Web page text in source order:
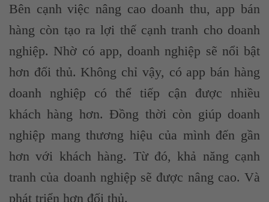
Bên cạnh việc nâng cao doanh thu, app bán
hàng còn tạo ra lợi thế cạnh tranh cho doanh
nghiệp. Nhờ có app, doanh nghiệp sẽ nổi bật
hơn đối thủ. Không chỉ vậy, có app bán hàng
doanh nghiệp có thể tiếp cận được nhiều
khách hàng hơn. Đồng thời còn giúp doanh
nghiệp mang thương hiệu của mình đến gần
hơn với khách hàng. Từ đó, khả năng cạnh
tranh của doanh nghiệp sẽ được nâng cao. Và
phát triển hơn đối thủ.